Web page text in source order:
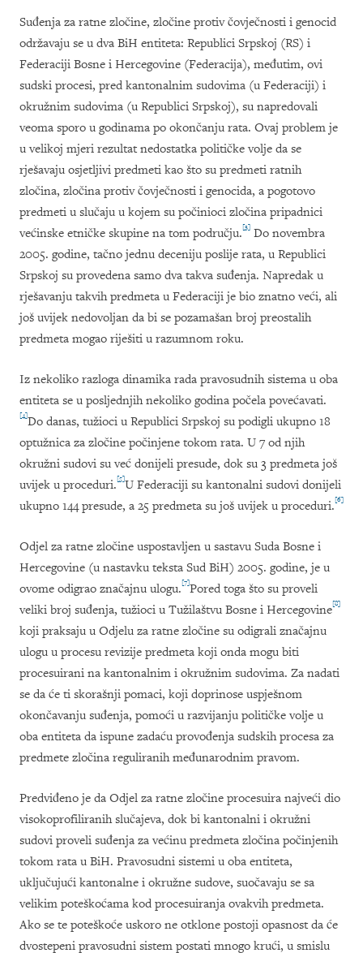
Suđenja za ratne zločine, zločine protiv čovječnosti i genocid
održavaju se u dva BiH entiteta: Republici Srpskoj (RS) i
Federaciji Bosne i Hercegovine (Federacija), međutim, ovi
sudski procesi, pred kantonalnim sudovima (u Federaciji) i
okružnim sudovima (u Republici Srpskoj), su napredovali
veoma sporo u godinama po okončanju rata. Ovaj problem je
u velikoj mjeri rezultat nedostatka političke volje da se
rješavaju osjetljivi predmeti kao što su predmeti ratnih
zločina, zločina protiv čovječnosti i genocida, a pogotovo
predmeti u slučaju u kojem su počinioci zločina pripadnici
većinske etničke skupine na tom području.[3] Do novembra
2005. godine, tačno jednu deceniju poslije rata, u Republici
Srpskoj su provedena samo dva takva suđenja. Napredak u
rješavanju takvih predmeta u Federaciji je bio znatno veći, ali
još uvijek nedovoljan da bi se pozamašan broj preostalih
predmeta mogao riješiti u razumnom roku.
Iz nekoliko razloga dinamika rada pravosudnih sistema u oba
entiteta se u posljednjih nekoliko godina počela povećavati.
[4]Do danas, tužioci u Republici Srpskoj su podigli ukupno 18
optužnica za zločine počinjene tokom rata. U 7 od njih
okružni sudovi su već donijeli presude, dok su 3 predmeta još
uvijek u proceduri.[5]U Federaciji su kantonalni sudovi donijeli
ukupno 144presude, a 25 predmeta su još uvijek u proceduri.[6]
Odjel za ratne zločine uspostavljen u sastavu Suda Bosne i
Hercegovine (u nastavku teksta Sud BiH) 2005. godine, je u
ovome odigrao značajnu ulogu.[7]Pored toga što su proveli
veliki broj suđenja, tužioci u Tužilaštvu Bosne i Hercegovine[8]
koji praksaju u Odjelu za ratne zločine su odigrali značajnu
ulogu u procesu revizije predmeta koji onda mogu biti
procesuirani na kantonalnim i okružnim sudovima. Za nadati
se da će ti skorašnji pomaci, koji doprinose uspješnom
okončavanju suđenja, pomoći u razvijanju političke volje u
oba entiteta da ispune zadaću provođenja sudskih procesa za
predmete zločina reguliranih međunarodnim pravom.
Predviđeno je da Odjel za ratne zločine procesuira najveći dio
visokoprofiliranih slučajeva, dok bi kantonalni i okružni
sudovi proveli suđenja za većinu predmeta zločina počinjenih
tokom rata u BiH. Pravosudni sistemi u oba entiteta,
uključujući kantonalne i okružne sudove, suočavaju se sa
velikim poteškoćama kod procesuiranja ovakvih predmeta.
Ako se te poteškoće uskoro ne otklone postoji opasnost da će
dvostepeni pravosudni sistem postati mnogo krući, u smislu